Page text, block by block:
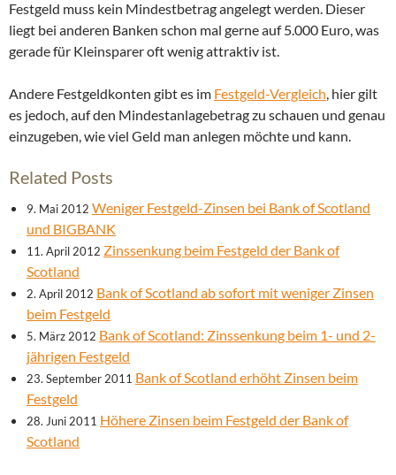
Festgeld muss kein Mindestbetrag angelegt werden. Dieser
liegt bei anderen Banken schon mal gerne auf 5.000 Euro, was
gerade für Kleinsparer oft wenig attraktiv ist.
Andere Festgeldkonten gibt es im Festgeld-Vergleich, hier gilt
es jedoch, auf den Mindestanlagebetrag zu schauen und genau
einzugeben, wie viel Geld man anlegen möchte und kann.
Related Posts
9. Mai 2012 Weniger Festgeld-Zinsen bei Bank of Scotland
und BIGBANK
11. April 2012 Zinssenkung beim Festgeld der Bank of
Scotland
2. April 2012 Bank of Scotland ab sofort mit weniger Zinsen
beim Festgeld
5. März 2012 Bank of Scotland: Zinssenkung beim 1- und 2-
jährigen Festgeld
23. September 2011 Bank of Scotland erhöht Zinsen beim
Festgeld
28. Juni 2011 Höhere Zinsen beim Festgeld der Bank of
Scotland